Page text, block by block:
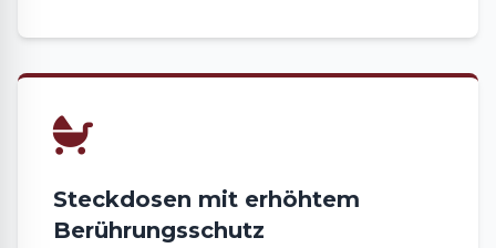
Steckdosen mit erhöhtem
Berührungsschutz